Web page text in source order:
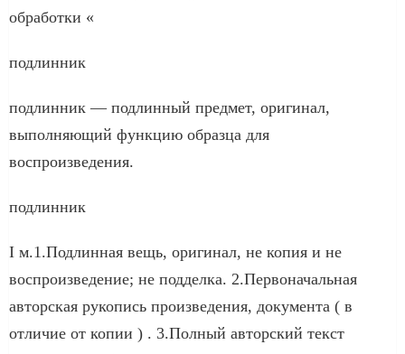
обработки «
подлинник
подлинник — подлинный предмет, оригинал,
выполняющий функцию образца для
воспроизведения.
подлинник
I м.1.Подлинная вещь, оригинал, не копия и не
воспроизведение; не подделка. 2.Первоначальная
авторская рукопись произведения, документа ( в
отличие от копии ) . 3.Полный авторский текст